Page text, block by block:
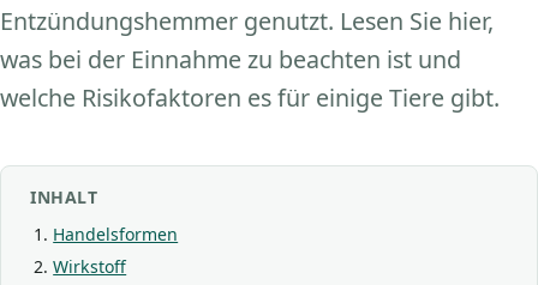
Entzündungshemmer genutzt. Lesen Sie hier,
was bei der Einnahme zu beachten ist und
welche Risikofaktoren es für einige Tiere gibt.
INHALT
Handelsformen
Wirkstoff